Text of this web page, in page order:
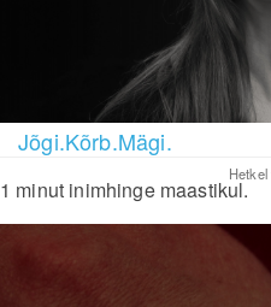
Jõgi.Kõrb.Mägi.
1 minut inimhinge maastikul.